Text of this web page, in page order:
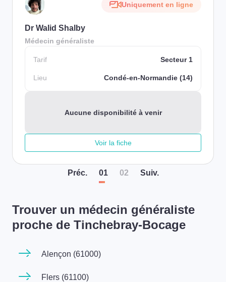
Uniquement en ligne
Dr Walid Shalby
Médecin généraliste
Tarif Secteur 1
Lieu Condé-en-Normandie (14)
Aucune disponibilité à venir
Voir la fiche
Préc. 01 02 Suiv.
Trouver un médecin généraliste
proche de Tinchebray-Bocage
Alençon (61000)
Flers (61100)